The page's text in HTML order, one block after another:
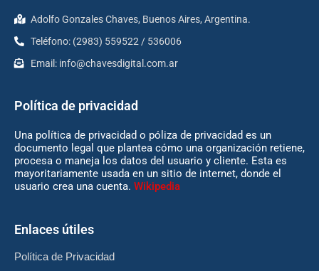
Adolfo Gonzales Chaves, Buenos Aires, Argentina.
Teléfono: (2983) 559522 / 536006
Email: info@chavesdigital.com.ar
Política de privacidad
Una política de privacidad o póliza de privacidad es un
documento legal que plantea cómo una organización retiene,
procesa o maneja los datos del usuario y cliente. Esta es
mayoritariamente usada en un sitio de internet, donde el
usuario crea una cuenta. Wikipedia
Enlaces útiles
Política de Privacidad